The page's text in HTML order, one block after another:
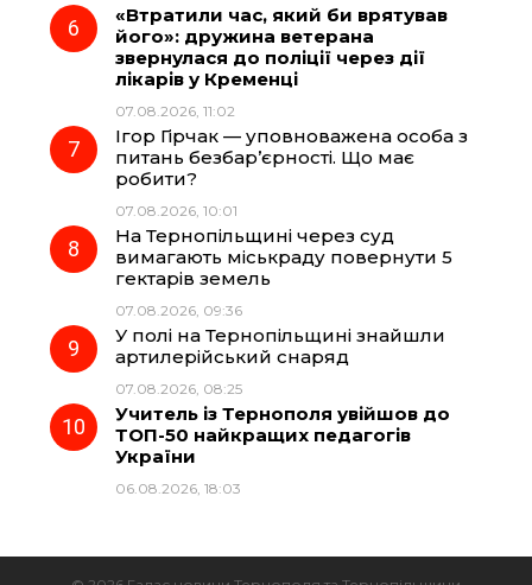
«Втратили час, який би врятував
його»: дружина ветерана
звернулася до поліції через дії
лікарів у Кременці
07.08.2026, 11:02
Ігор Гірчак — уповноважена особа з
питань безбар’єрності. Що має
робити?
07.08.2026, 10:01
На Тернопільщині через суд
вимагають міськраду повернути 5
гектарів земель
07.08.2026, 09:36
У полі на Тернопільщині знайшли
артилерійський снаряд
07.08.2026, 08:25
Учитель із Тернополя увійшов до
ТОП-50 найкращих педагогів
України
06.08.2026, 18:03